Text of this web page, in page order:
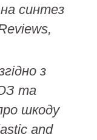
синтез
з
та
шкоду
and